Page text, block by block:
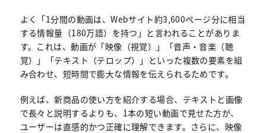
よく「1分間の動画は、Webサイト約3,600ページ分に相当
する情報量（180万語）を持つ」と言われることがありま
す。これは、動画が「映像（視覚）」「音声・音楽（聴
覚）」「テキスト（テロップ）」といった複数の要素を組
み合わせ、短時間で膨大な情報を伝えられるためです。
例えば、新商品の使い方を紹介する場合、テキストと画像
で長々と説明するよりも、1本の短い動画で見せた方が、
ユーザーは直感的かつ正確に理解できます。さらに、映像